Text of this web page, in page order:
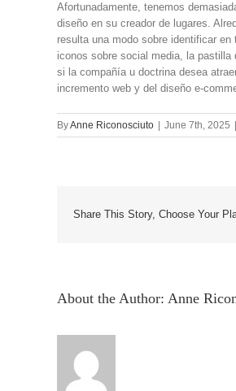
Afortunadamente, tenemos
diseño en su creador de lugares.
resulta una modo sobre identificar
iconos sobre social media, la
si la compañía u doctrina desea
incremento web y del diseño e-
ByAnne Riconosciuto June 7th, 2025
Share This Story, Choose Your
About the Author: Anne